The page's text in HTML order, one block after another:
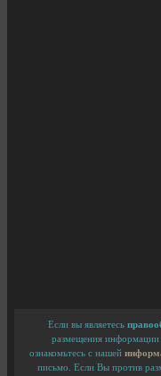
Если вы являетесь
размещения информации
ознакомьтесь с нашей
письмо. Если Вы против